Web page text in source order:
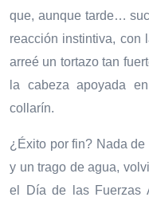
que, aunque tarde…
reacción instintiva, con
arreé un tortazo tan
la cabeza apoyada
collarín.
¿Éxito por fin? Nada
y un trago de agua,
el Día de las Fuerzas